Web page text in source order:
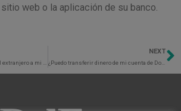
web o la aplicación de su banco.
NEXT
¿Puedo transferir dinero de mi cuenta de DolEx débito a otra cuenta bancaria de otra persona?